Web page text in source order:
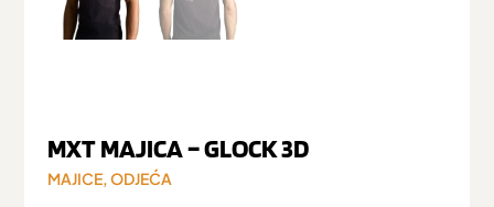
MXT MAJICA – GLOCK 3D
MAJICE,ODJEĆA